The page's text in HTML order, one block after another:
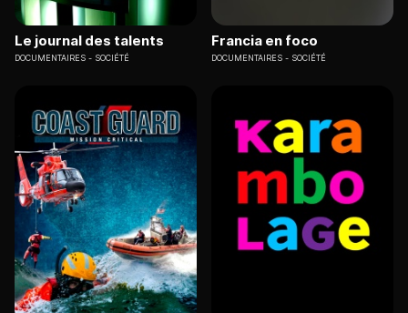
Le journal des talents
DOCUMENTAIRES SOCIÉTÉ
Francia en foco
DOCUMENTAIRES SOCIÉTÉ